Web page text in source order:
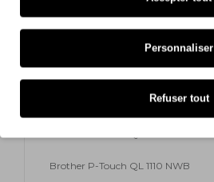
Brother P-Touch QL 810 W
Brother P-Touch QL 1060 NX
Brother P-Touch QL 1100 Series
Brother P-Touch QL 1110 NWB
Personnaliser
Refuser tout